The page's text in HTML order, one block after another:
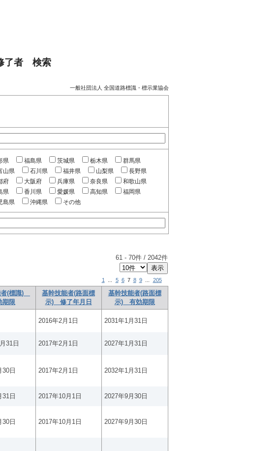
了者 検索
一般社団法人 全国道路標識・標示業協会
県 福島県 茨城県 栃木県
群馬県
山県 石川県 福井県 山梨県
長野県
府 大阪府 兵庫県 奈良県
和歌山県
県 香川県 愛媛県 高知県
福岡県
島県 沖縄県 その他
61- 70件 / 2042件
1 5 6 7 8 9 205
者(標識)
期限
基幹技能者(路面標
示) 修了年月日
基幹技能者(路面標
示) 有効期限
2016年2月1日 2031年1月31日
31日 2017年2月1日 2027年1月31日
30日 2017年2月1日 2032年1月31日
31日 2017年10月1日 2027年9月30日
30日 2017年10月1日 2027年9月30日